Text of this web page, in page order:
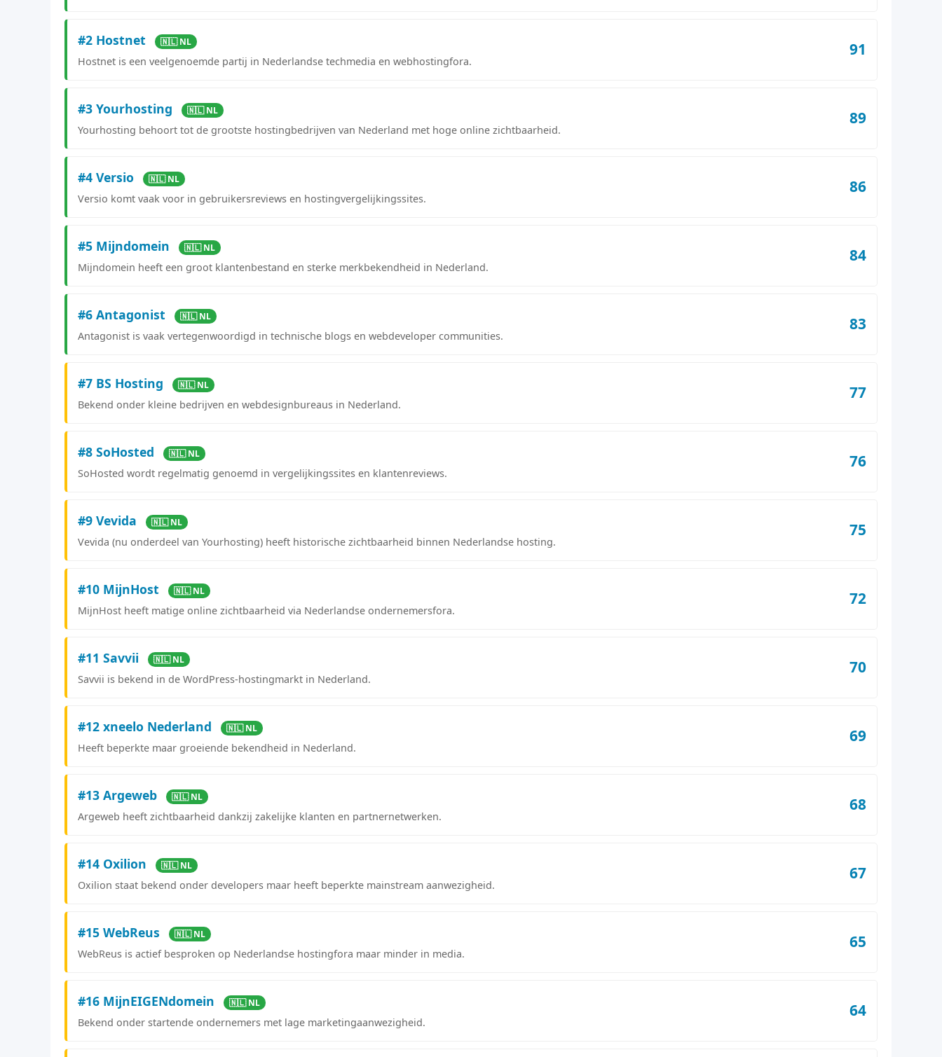
#2 Hostnet 🇳🇱 NL
Hostnet is een veelgenoemde partij in Nederlandse techmedia en webhostingfora.
91
#3 Yourhosting 🇳🇱 NL
Yourhosting behoort tot de grootste hostingbedrijven van Nederland met hoge online zichtbaarheid.
89
#4 Versio 🇳🇱 NL
Versio komt vaak voor in gebruikersreviews en hostingvergelijkingssites.
86
#5 Mijndomein 🇳🇱 NL
Mijndomein heeft een groot klantenbestand en sterke merkbekendheid in Nederland.
84
#6 Antagonist 🇳🇱 NL
Antagonist is vaak vertegenwoordigd in technische blogs en webdeveloper communities.
83
#7 BS Hosting 🇳🇱 NL
Bekend onder kleine bedrijven en webdesignbureaus in Nederland.
77
#8 SoHosted 🇳🇱 NL
SoHosted wordt regelmatig genoemd in vergelijkingssites en klantenreviews.
76
#9 Vevida 🇳🇱 NL
Vevida (nu onderdeel van Yourhosting) heeft historische zichtbaarheid binnen Nederlandse hosting.
75
#10 MijnHost 🇳🇱 NL
MijnHost heeft matige online zichtbaarheid via Nederlandse ondernemersfora.
72
#11 Savvii 🇳🇱 NL
Savvii is bekend in de WordPress-hostingmarkt in Nederland.
70
#12 xneelo Nederland 🇳🇱 NL
Heeft beperkte maar groeiende bekendheid in Nederland.
69
#13 Argeweb 🇳🇱 NL
Argeweb heeft zichtbaarheid dankzij zakelijke klanten en partnernetwerken.
68
#14 Oxilion 🇳🇱 NL
Oxilion staat bekend onder developers maar heeft beperkte mainstream aanwezigheid.
67
#15 WebReus 🇳🇱 NL
WebReus is actief besproken op Nederlandse hostingfora maar minder in media.
65
#16 MijnEIGENdomein 🇳🇱 NL
Bekend onder startende ondernemers met lage marketingaanwezigheid.
64